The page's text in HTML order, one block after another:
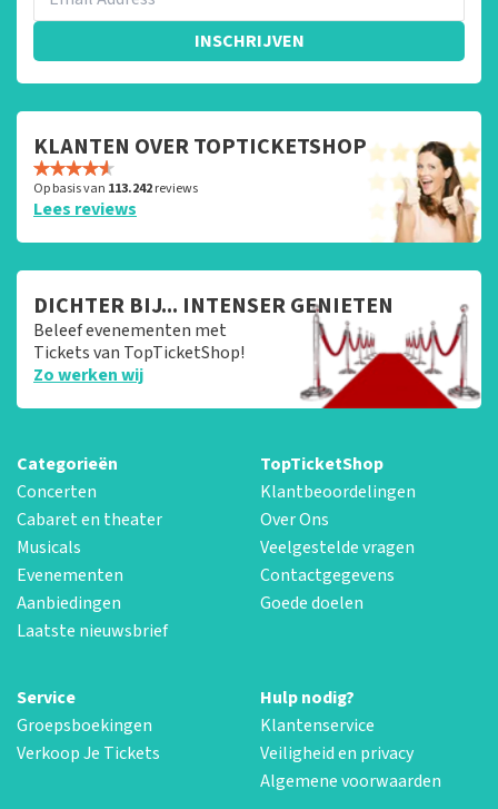
INSCHRIJVEN
KLANTEN OVER TOPTICKETSHOP
Op basis van 113.242reviews
Lees reviews
DICHTER BIJ... INTENSER GENIETEN
Beleef evenementen met
Tickets van TopTicketShop!
Zo werken wij
Categorieën
Concerten
Cabaret en theater
Musicals
Evenementen
Aanbiedingen
Laatste nieuwsbrief
TopTicketShop
Klantbeoordelingen
Over Ons
Veelgestelde vragen
Contactgegevens
Goede doelen
Service
Groepsboekingen
Verkoop Je Tickets
Hulp nodig?
Klantenservice
Veiligheid en privacy
Algemene voorwaarden